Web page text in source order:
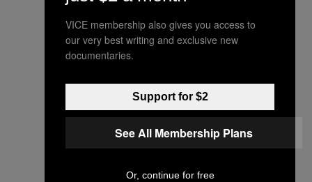
VICE membership also gives you access to
our very best writing and exclusive new
documentaries.
Support for $2
See All Membership Plans
Or, continue for free